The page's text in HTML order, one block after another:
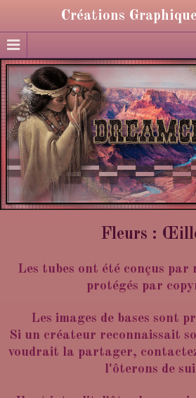
Créations
Fleurs :
Les tubes ont été conçus par
protégés par
Les images de bases sont
Si un créateur reconnaissait
voudrait la partager,
l'ôterons de